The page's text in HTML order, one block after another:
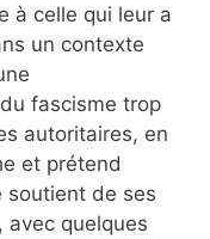
à celle qui leur a
un contexte
fascisme trop
autoritaires, en
et prétend
soutient de ses
avec quelques